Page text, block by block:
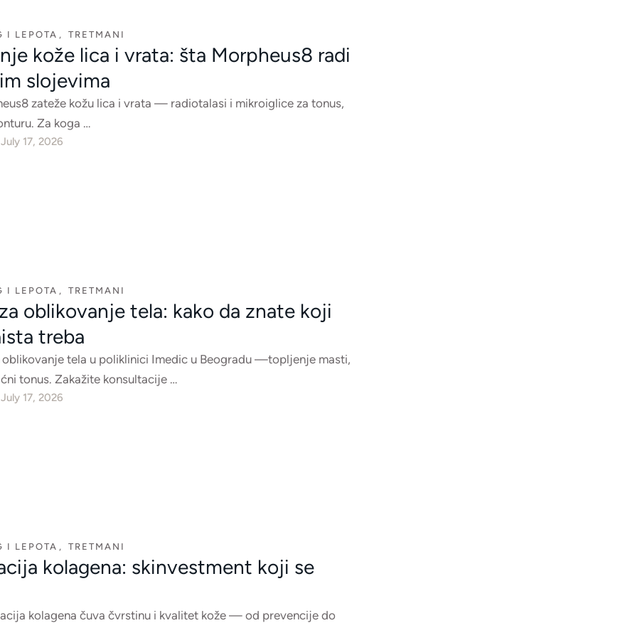
I LEPOTA , TRETMANI
kože lica i vrata: šta Morpheus8 radi
slojevima
zateže kožu lica i vrata — radiotalasi i mikroiglice za tonus,
Za koga …
July 17, 2026
I LEPOTA , TRETMANI
oblikovanje tela: kako da znate koji
treba
oblikovanje tela u poliklinici Imedic u Beogradu —topljenje masti,
tonus. Zakažite konsultacije …
July 17, 2026
I LEPOTA , TRETMANI
kolagena: skinvestment koji se
kolagena čuva čvrstinu i kvalitet kože — od prevencije do